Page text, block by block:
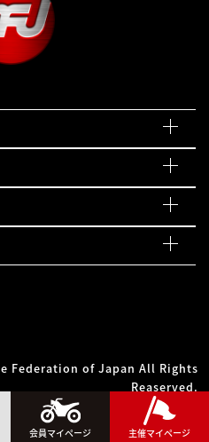
会員マイページ 主催マイページ
Federation of Japan All Rights
Reaserved.